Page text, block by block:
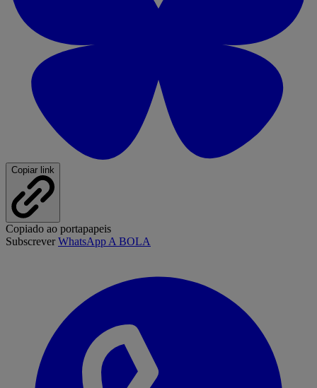
Copiar link
Copiado ao portapapeis
SubscreverWhatsApp A BOLA